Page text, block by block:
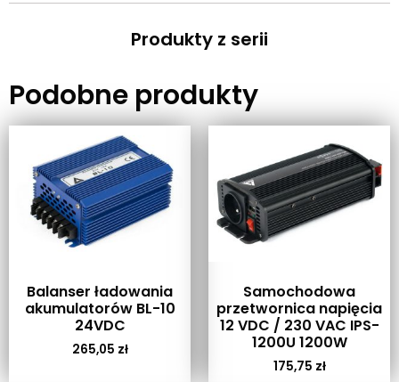
Produkty z serii
Podobne produkty
Balanser ładowania
akumulatorów BL-10
24VDC
265,05 zł
Samochodowa
przetwornica napięcia
12 VDC / 230 VAC IPS-
1200U 1200W
175,75 zł